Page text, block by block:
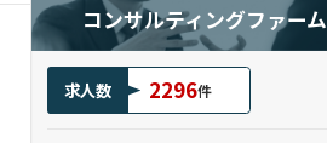
コンサルティングファーム
求人数 2296件